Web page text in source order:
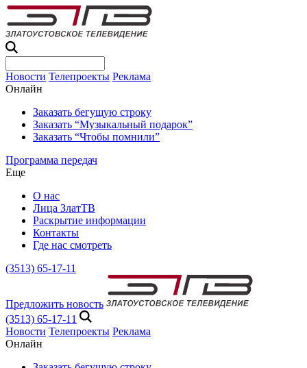
Новости Телепроекты Реклама
Онлайн
Заказать бегущую строку
Заказать “Музыкальный подарок”
Заказать “Чтобы помнили”
Программа передач
Еще
О нас
Лица ЗлатТВ
Раскрытие информации
Контакты
Где нас смотреть
(3513) 65-17-11
Предложить новость
(3513) 65-17-11
Новости Телепроекты Реклама
Онлайн